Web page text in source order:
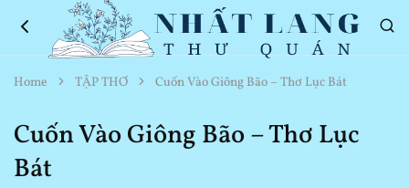
Nhất
Lang
Quán
Thơ
Hay
Cuộc
Sống
Home TẬP THƠ Cuốn Vào Giông Bão – Thơ Lục Bát
Cuốn Vào Giông Bão – Thơ Lục
Bát